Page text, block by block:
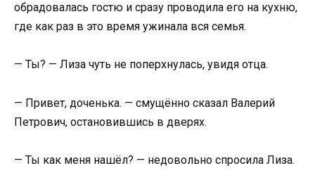
обрадовалась гостю и сразу проводила его на кухню,
где как раз в это время ужинала вся семья.
— Ты? — Лиза чуть не поперхнулась, увидя отца.
— Привет, доченька. — смущённо сказал Валерий
Петрович, остановившись в дверях.
— Ты как меня нашёл? — недовольно спросила Лиза.